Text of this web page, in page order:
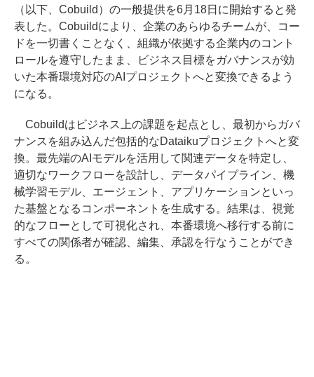
（以下、Cobuild）の一般提供を6月18日に開始すると発
表した。Cobuildにより、企業のあらゆるチームが、コー
ドを一切書くことなく、組織が依拠する企業内のコント
ロールを遵守したまま、ビジネス目標をガバナンスが効
いた本番環境対応のAIプロジェクトへと変換できるよう
になる。
Cobuildはビジネス上の課題を起点とし、最初からガバ
ナンスを組み込んだ包括的なDataikuプロジェクトへと変
換。最先端のAIモデルを活用して関連データを特定し、
適切なワークフローを設計し、データパイプライン、機
械学習モデル、エージェント、アプリケーションといっ
た基盤となるコンポーネントを生成する。結果は、視覚
的なフローとして可視化され、本番環境へ移行する前に
すべての関係者が確認、編集、承認を行なうことができ
る。